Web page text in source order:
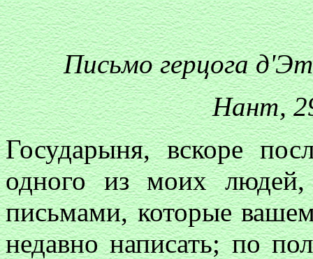
Письмо герцога
Нант,
Государыня, вскоре
одного из моих
письмами, которые
недавно написать; по